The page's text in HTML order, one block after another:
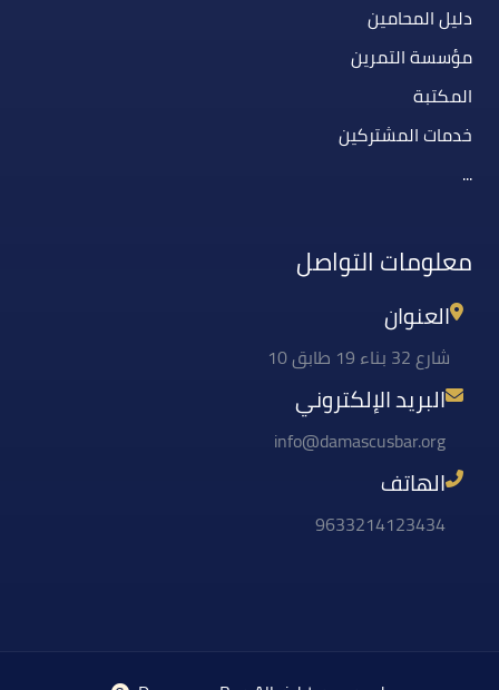
دليل المحامين
مؤسسة التمرين
المكتبة
خدمات المشتركين
...
معلومات التواصل
العنوان
شارع 32 بناء 19 طابق 10
البريد الإلكتروني
info@damascusbar.org
الهاتف
9633214123434